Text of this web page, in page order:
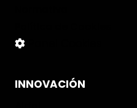
INNOVACIÓN